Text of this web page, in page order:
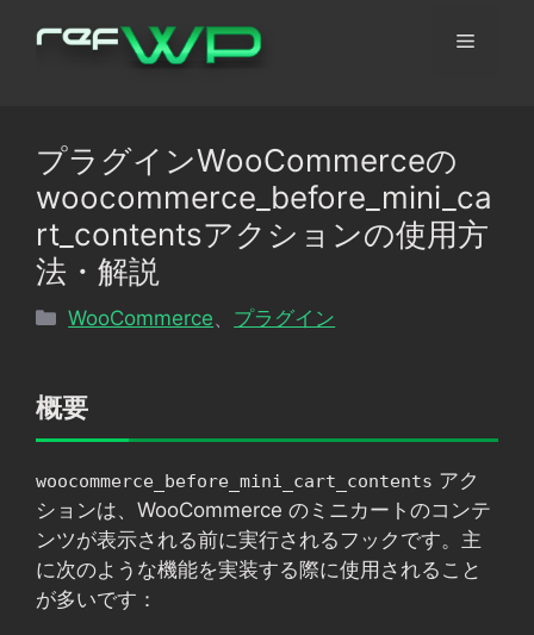
メ
ー
プラグインWooCommerceの
woocommerce_before_mini_ca
rt_contentsアクションの使用方
法・解説
カ
リ
WooCommerce プラグイン
概要
woocommerce_before_mini_cart_contents アク
ションは、WooCommerce のミニカートのコンテ
ンツが表示される前に実行されるフックです。主
に次のような機能を実装する際に使用されること
が多いです：